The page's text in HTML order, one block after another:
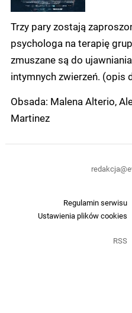
Trzy pary zostają
psychologa na terapię
zmuszane są do
intymnych zwierzeń. (opis
Obsada: Malena Alterio,
Martinez
Regulamin serwisu
Ustawienia plików cookies
RSS